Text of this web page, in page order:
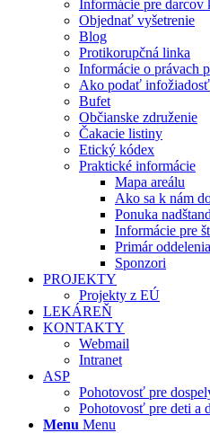
Informácie pre darcov
Objednať vyšetrenie
Blog
Protikorupčná linka
Informácie o právach
Ako podať infožiadosť
Bufet
Občianske združenie
Čakacie listiny
Etický kódex
Praktické informácie
Mapa areálu
Ako sa k nám
Ponuka
Informácie pre
Primár
Sponzori
PROJEKTY
Projekty z EÚ
LEKÁREŇ
KONTAKTY
Webmail
Intranet
ASP
Pohotovosť pre
Pohotovosť pre deti a
Menu Menu